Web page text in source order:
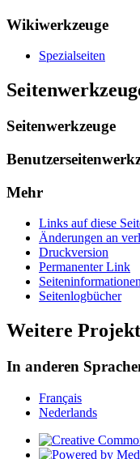
Wikiwerkzeuge
Spezialseiten
Seitenwerkzeuge
Mehr
Links auf diese
Änderungen an
Druckversion
Permanenter Link
Seitenlogbücher
Weitere
In anderen
Français
Nederlands